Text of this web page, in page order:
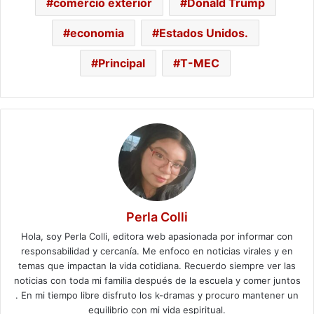
economia Estados Unidos.
Principal T-MEC
Perla Colli
Hola, soy Perla Colli, editora web apasionada por informar con
responsabilidad y cercanía. Me enfoco en noticias virales y en
temas que impactan la vida cotidiana. Recuerdo siempre ver las
noticias con toda mi familia después de la escuela y comer juntos
. En mi tiempo libre disfruto los k-dramas y procuro mantener un
equilibrio con mi vida espiritual.